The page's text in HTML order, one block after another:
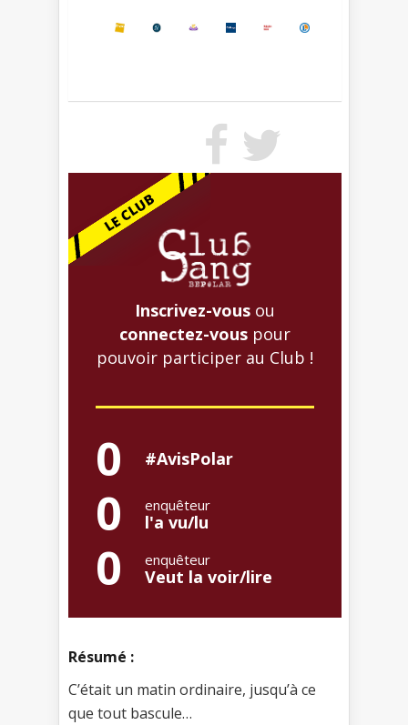
Inscrivez-vous ou
connectez-vous pour
pouvoir participer au Club !
0 #AvisPolar
0 enquêteur
l'a vu/lu
0 enquêteur
Veut la voir/lire
Résumé :
C’était un matin ordinaire, jusqu’à ce
que tout bascule…